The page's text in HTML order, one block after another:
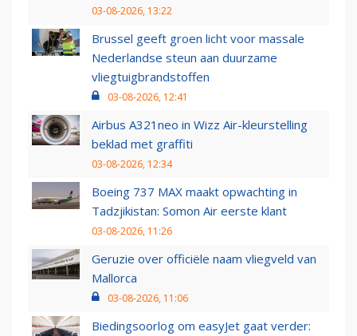
03-08-2026, 13:22
Brussel geeft groen licht voor massale
Nederlandse steun aan duurzame
vliegtuigbrandstoffen
03-08-2026, 12:41
Airbus A321neo in Wizz Air-kleurstelling
beklad met graffiti
03-08-2026, 12:34
Boeing 737 MAX maakt opwachting in
Tadzjikistan: Somon Air eerste klant
03-08-2026, 11:26
Geruzie over officiële naam vliegveld van
Mallorca
03-08-2026, 11:06
Biedingsoorlog om easyJet gaat verder: